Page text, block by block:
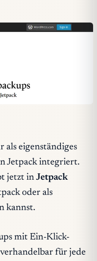
als eigenständiges
Jetpack integriert.
jetzt in Jetpack
oder als
kannst.
mit Ein-Klick-
für jede